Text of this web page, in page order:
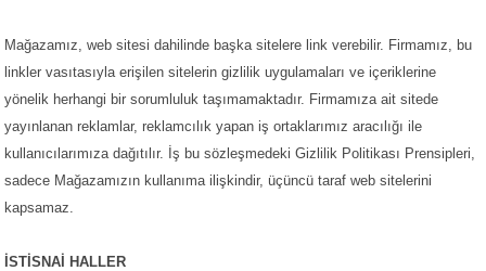
Mağazamız, web sitesi dahilinde başka sitelere link verebilir. Firmamız, bu
linkler vasıtasıyla erişilen sitelerin gizlilik uygulamaları ve içeriklerine
yönelik herhangi bir sorumluluk taşımamaktadır. Firmamıza ait sitede
yayınlanan reklamlar, reklamcılık yapan iş ortaklarımız aracılığı ile
kullanıcılarımıza dağıtılır. İş bu sözleşmedeki Gizlilik Politikası Prensipleri,
sadece Mağazamızın kullanıma ilişkindir, üçüncü taraf web sitelerini
kapsamaz.
İSTİSNAİ HALLER